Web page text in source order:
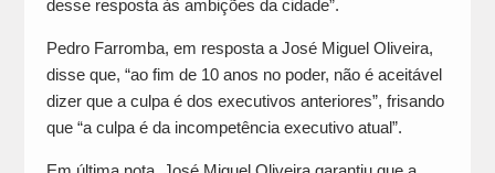
desse resposta às ambições da cidade”.
Pedro Farromba, em resposta a José Miguel Oliveira,
disse que, “ao fim de 10 anos no poder, não é aceitável
dizer que a culpa é dos executivos anteriores”, frisando
que “a culpa é da incompetência executivo atual”.